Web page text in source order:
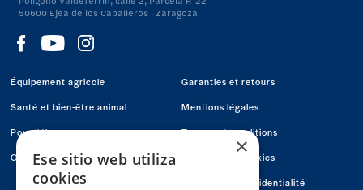
50600 Ejea de los Caballeros · Zaragoza
Visítanos
en
Facebook
Visítanos
en
Youtube
Visítanos
en
Instagram
Équipement agricole
Santé et bien-être animal
Pour l'éleveur
Offers
Garanties et retours
Mentions légales
Termes et conditions
Politique de Cookies
Politique de confidentialité
×
Ese sitio web utiliza
cookies